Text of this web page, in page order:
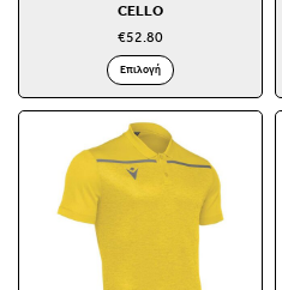
CELLO
€52.80
Επιλογή